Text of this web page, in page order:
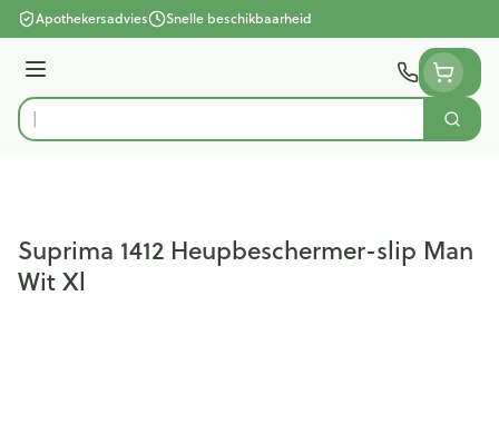
Ga naar de inhoud
Apothekersadvies Snelle beschikbaarheid
Menu
Product, merk, categorie...
Zoek
Suprima 1412 Heupbeschermer-slip Man
Wit Xl